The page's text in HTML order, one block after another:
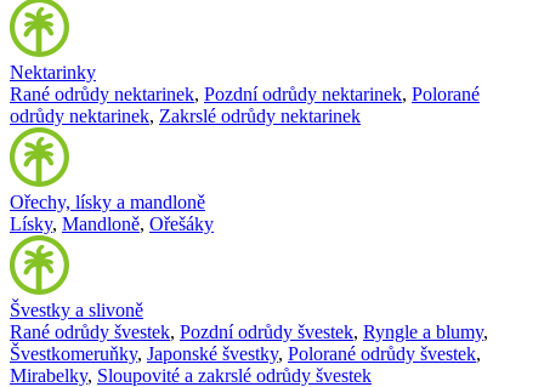
Nektarinky
Rané odrůdy nektarinek, Pozdní odrůdy nektarinek, Polorané
odrůdy nektarinek, Zakrslé odrůdy nektarinek
Ořechy, lísky a mandloně
Lísky, Mandloně, Ořešáky
Švestky a slivoně
Rané odrůdy švestek, Pozdní odrůdy švestek, Ryngle a blumy,
Švestkomeruňky, Japonské švestky, Polorané odrůdy švestek,
Mirabelky, Sloupovité a zakrslé odrůdy švestek